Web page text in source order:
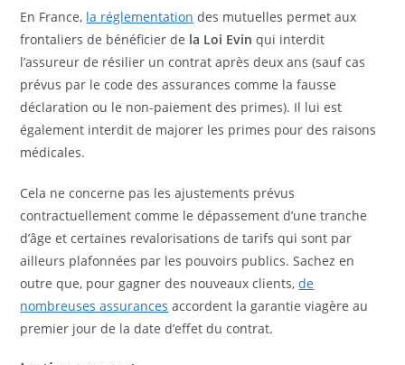
En France, la réglementation des mutuelles permet aux
frontaliers de bénéficier de la Loi Evin qui interdit
l’assureur de résilier un contrat après deux ans (sauf cas
prévus par le code des assurances comme la fausse
déclaration ou le non-paiement des primes). Il lui est
également interdit de majorer les primes pour des raisons
médicales.
Cela ne concerne pas les ajustements prévus
contractuellement comme le dépassement d’une tranche
d’âge et certaines revalorisations de tarifs qui sont par
ailleurs plafonnées par les pouvoirs publics. Sachez en
outre que, pour gagner des nouveaux clients,de
nombreuses assurances accordent la garantie viagère au
premier jour de la date d’effet du contrat.